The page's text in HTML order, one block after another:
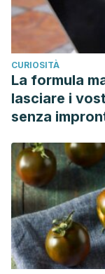
CURIOSITÀ
La formula
lasciare i
senza